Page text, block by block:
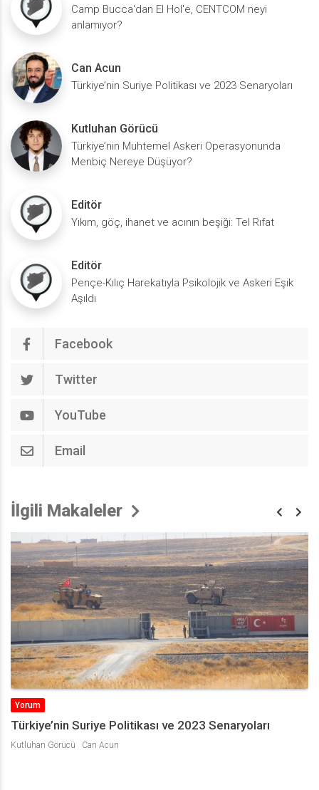
Camp Bucca'dan El Hol'e, CENTCOM neyi
anlamıyor?
Can Acun
Türkiye’nin Suriye Politikası ve 2023 Senaryoları
Kutluhan Görücü
Türkiye’nin Muhtemel Askeri Operasyonunda
Menbiç Nereye Düşüyor?
Editör
Yıkım, göç, ihanet ve acının beşiği: Tel Rıfat
Editör
Pençe-Kılıç Harekatıyla Psikolojik ve Askeri Eşik
Aşıldı
Facebook
Twitter
YouTube
Email
İlgili Makaleler
Yorum
Türkiye’nin Suriye Politikası ve 2023 Senaryoları
Kutluhan Görücü Can Acun